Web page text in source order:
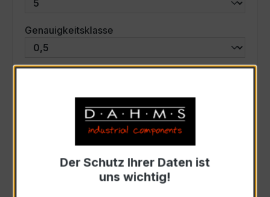
Genauigkeitsklasse
Auswahl zurücksetzen
Art. Nr.:46600
Der Schutz Ihrer Daten ist
uns wichtig!